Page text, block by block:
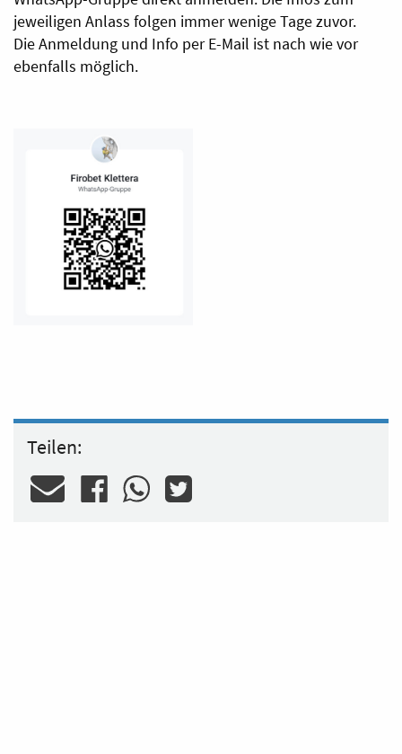
jeweiligen Anlass folgen immer wenige Tage zuvor.
Die Anmeldung und Info per E-Mail ist nach wie vor
ebenfalls möglich.
Teilen: